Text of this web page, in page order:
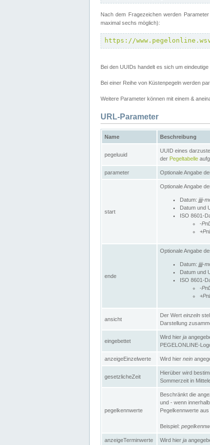
Nach dem Fragezeichen werden
maximal sechs möglich):
https://
Bei den UUIDs handelt es sich um
Bei einer Reihe von Küstenpegeln werden
Weitere Parameter können mit einem &
URL-Parameter
Name Beschreibung
pegeluuid
UUID eines
der Pegeltabelle
parameter Optionale Angabe
start
Optionale Angabe
Datum: jjjj-
Datum und
ISO 8601-
-
ende
Optionale Angabe
Datum: jjjj-
Datum und
ISO 8601-
-
ansicht
Der Wert einzeln
Darstellung
eingebettet
Wird hier ja
PEGELONLINE-
anzeigeEinzelwerte Wird hier nein
gesetzlicheZeit
Hierüber wird
Sommerzeit in
pegelkennwerte
Beschränkt die
und - wenn
Pegelkennwerte
Beispiel:
anzeigeTerminwerte Wird hier ja